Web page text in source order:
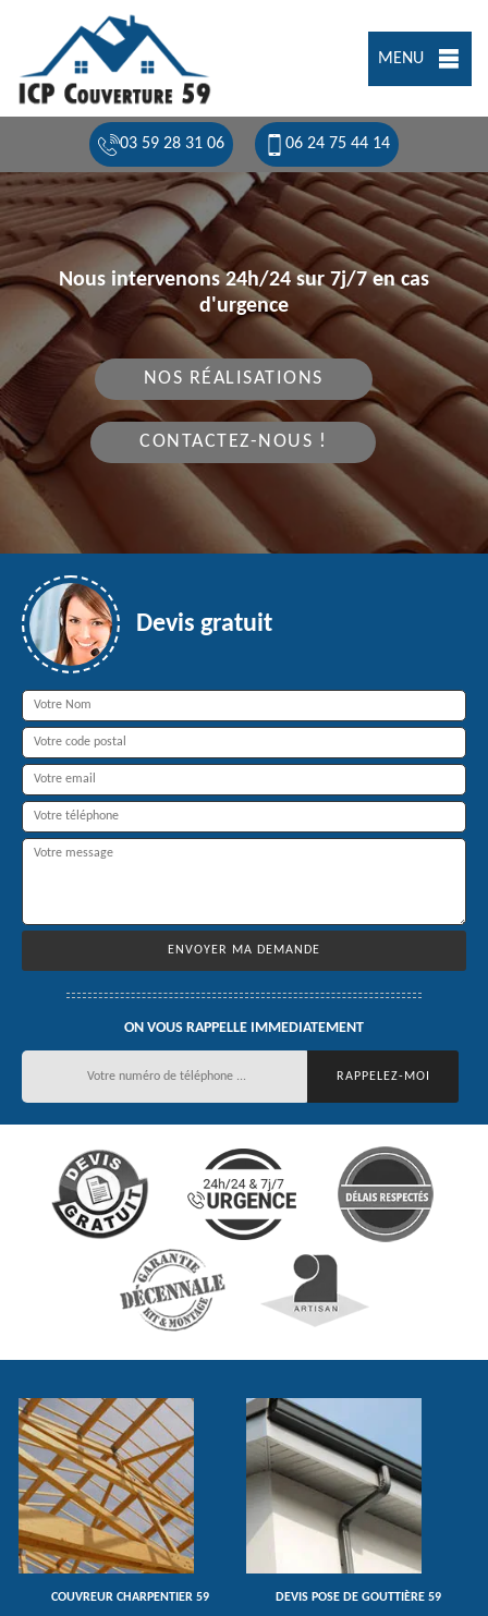
MENU
03 59 28 31 06 06 24 75 44 14
Nous intervenons 24h/24 sur 7j/7 en cas
d'urgence
NOS RÉALISATIONS
CONTACTEZ-NOUS !
Devis gratuit
ON VOUS RAPPELLE IMMEDIATEMENT
COUVREUR CHARPENTIER 59 DEVIS POSE DE GOUTTIÈRE 59